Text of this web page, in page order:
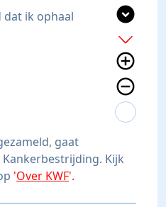
dat ik ophaal
expand_circle_down
add
add_circle_outline
remove_circle_outline
expand_more
expand_less
gaat
Kijk
'Over KWF'.